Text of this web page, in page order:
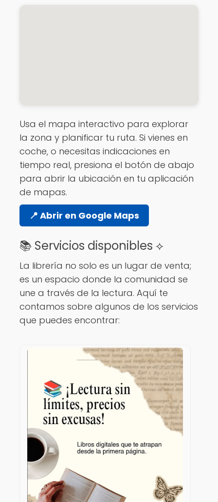
Usa el mapa interactivo para explorar
la zona y planificar tu ruta. Si vienes en
coche, o necesitas indicaciones en
tiempo real, presiona el botón de abajo
para abrir la ubicación en tu aplicación
de mapas.
📍 Abrir en Google Maps
📚 Servicios disponibles ⟡
La librería no solo es un lugar de venta;
es un espacio donde la comunidad se
une a través de la lectura. Aquí te
contamos sobre algunos de los servicios
que puedes encontrar: